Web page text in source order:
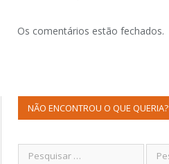
Os comentários estão fechados.
NÃO ENCONTROU O QUE QUERIA?